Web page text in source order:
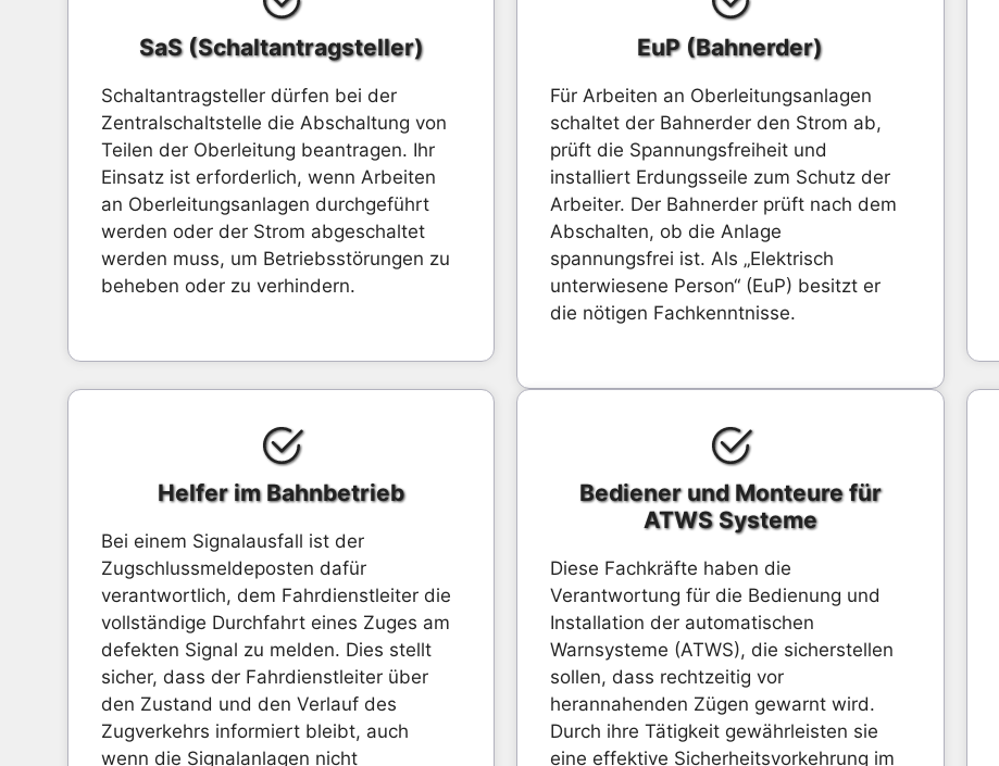
SaS (Schaltantragsteller)
Schaltantragsteller dürfen bei der
Zentralschaltstelle die Abschaltung von
Teilen der Oberleitung beantragen. Ihr
Einsatz ist erforderlich, wenn Arbeiten
an Oberleitungsanlagen durchgeführt
werden oder der Strom abgeschaltet
werden muss, um Betriebsstörungen zu
beheben oder zu verhindern.
EuP (Bahnerder)
Für Arbeiten an Oberleitungsanlagen
schaltet der Bahnerder den Strom ab,
prüft die Spannungsfreiheit und
installiert Erdungsseile zum Schutz der
Arbeiter. Der Bahnerder prüft nach dem
Abschalten, ob die Anlage
spannungsfrei ist. Als „Elektrisch
unterwiesene Person“ (EuP) besitzt er
die nötigen Fachkenntnisse.
Helfer im Bahnbetrieb
Bei einem Signalausfall ist der
Zugschlussmeldeposten dafür
verantwortlich, dem Fahrdienstleiter die
vollständige Durchfahrt eines Zuges am
defekten Signal zu melden. Dies stellt
sicher, dass der Fahrdienstleiter über
den Zustand und den Verlauf des
Zugverkehrs informiert bleibt, auch
wenn die Signalanlagen nicht
Bediener und Monteure für
ATWS Systeme
Diese Fachkräfte haben die
Verantwortung für die Bedienung und
Installation der automatischen
Warnsysteme (ATWS), die sicherstellen
sollen, dass rechtzeitig vor
herannahenden Zügen gewarnt wird.
Durch ihre Tätigkeit gewährleisten sie
eine effektive Sicherheitsvorkehrung im